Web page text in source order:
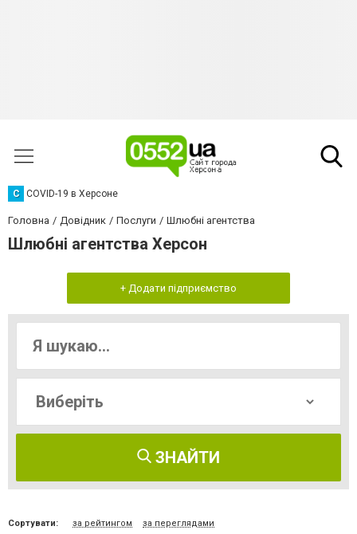
C COVID-19 в Херсоне
Головна Довідник Послуги Шлюбні агентства
Шлюбні агентства Херсон
+ Додати підприємство
ЗНАЙТИ
Сортувати: за рейтингом за переглядами